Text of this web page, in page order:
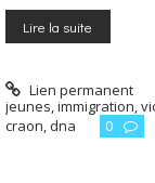
Lire la suite
Lien permanent
jeunes immigration
craon dna 0